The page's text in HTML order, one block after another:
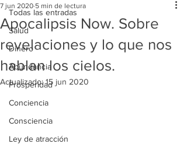
Todas las entradas
Salud
Dinero
Abundancia
Prosperidad
Conciencia
Consciencia
Ley de atracción
Apocalipsis Now. Sobre
revelaciones y lo que nos
hablan los cielos.
7 jun 2020 5 min de lectura
Actualizado:15 jun 2020